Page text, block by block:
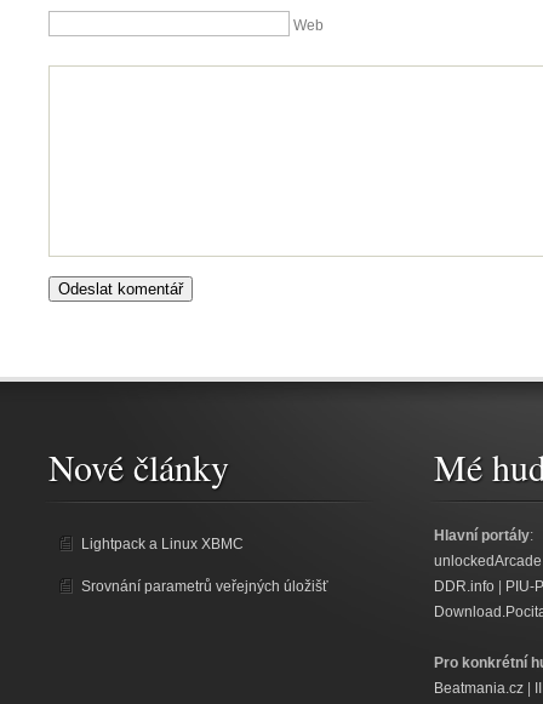
Web
Nové články
Lightpack a Linux XBMC
Srovnání parametrů veřejných úložišť
Mé
Hlavní portály:
DDR.info
PIU-
Pro konkrétní
Beatmania.cz